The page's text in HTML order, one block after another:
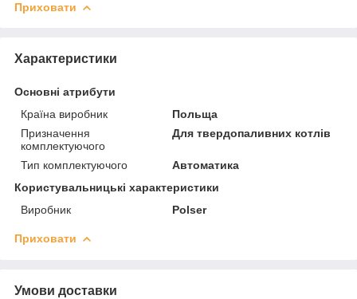
Приховати
Характеристики
Основні атрибути
Країна виробник
Польща
Призначення
комплектуючого
Для твердопаливних котлів
Тип комплектуючого
Автоматика
Користувальницькі характеристики
Виробник
Polser
Приховати
Умови доставки